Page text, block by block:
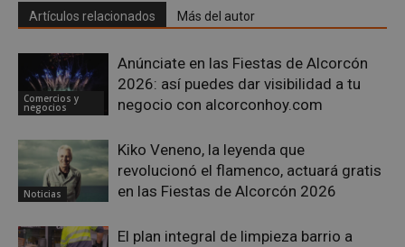
Artículos relacionados Más del autor
Comercios y
negocios
Anúnciate en las Fiestas de Alcorcón
2026: así puedes dar visibilidad a tu
negocio con alcorconhoy.com
Noticias
Kiko Veneno, la leyenda que
revolucionó el flamenco, actuará gratis
en las Fiestas de Alcorcón 2026
El plan integral de limpieza barrio a
.spotify.com